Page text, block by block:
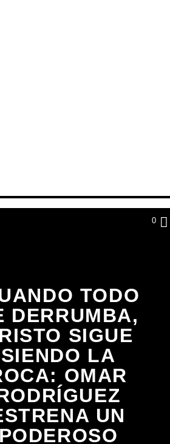
0
TODO
DERRUMBA,
SIGUE
SIENDO LA
OMAR
UN
PODEROSO